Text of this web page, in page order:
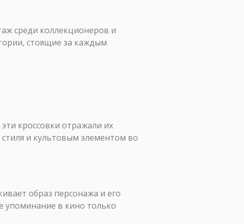
среди коллекционеров и
стоящие за каждым
кроссовки отражали их
и культовым элементом во
образ персонажа и его
упоминание в кино только